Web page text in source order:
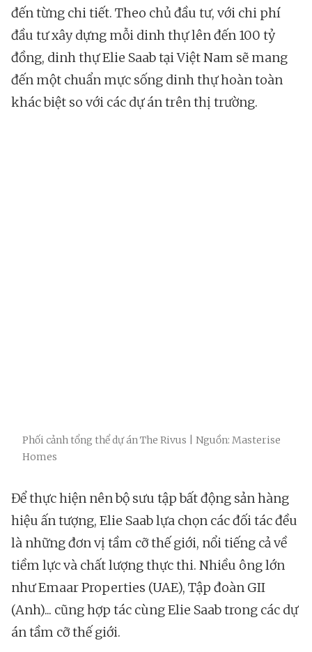
đến từng chi tiết. Theo chủ đầu tư, với chi phí
đầu tư xây dựng mỗi dinh thự lên đến 100 tỷ
đồng, dinh thự Elie Saab tại Việt Nam sẽ mang
đến một chuẩn mực sống dinh thự hoàn toàn
khác biệt so với các dự án trên thị trường.
Phối cảnh tổng thể dự án The Rivus | Nguồn: Masterise
Homes
Để thực hiện nên bộ sưu tập bất động sản hàng
hiệu ấn tượng, Elie Saab lựa chọn các đối tác đều
là những đơn vị tầm cỡ thế giới, nổi tiếng cả về
tiềm lực và chất lượng thực thi. Nhiều ông lớn
như Emaar Properties (UAE), Tập đoàn GII
(Anh)... cũng hợp tác cùng Elie Saab trong các dự
án tầm cỡ thế giới.